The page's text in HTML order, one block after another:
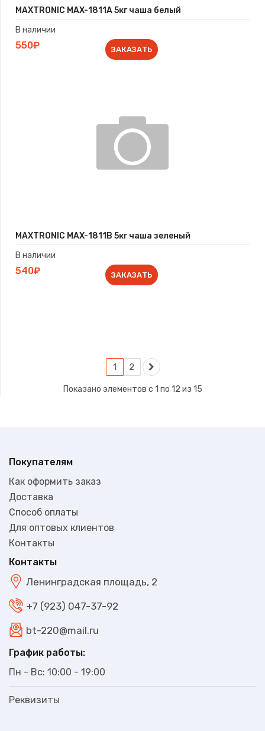
MAXTRONIC MAX-1811A 5кг чаша белый
В наличии
550₽ ЗАКАЗАТЬ
MAXTRONIC MAX-1811B 5кг чаша зеленый
В наличии
540₽ ЗАКАЗАТЬ
В наличии
930₽
1 2
Показано элементов с 1 по 12 из 15
Покупателям
Как оформить заказ
Доставка
Способ оплаты
Для оптовых клиентов
Контакты
Контакты
Ленинградская площадь, 2
+7 (923) 047-37-92
bt-220@mail.ru
График работы:
Пн - Вс: 10:00 - 19:00
Реквизиты